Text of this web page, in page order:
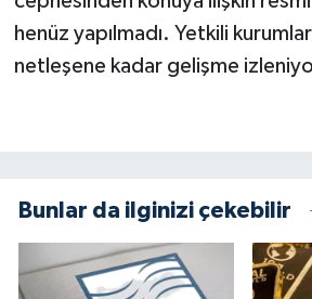
henüz yapılmadı. Yetkili
netleşene kadar gelişme
Bunlar da ilginizi çekebilir